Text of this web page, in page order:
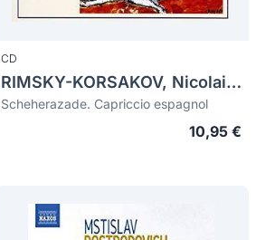
CD
RIMSKY-KORSAKOV, Nicolai (1844-1908)
Scheherazade. Capriccio espagnol
10,95 €